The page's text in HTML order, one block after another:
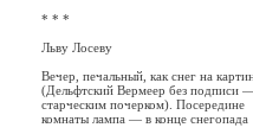
* * *
Льву Лосеву
Вечер, печальный, как снег на
(Дельфтский Вермеер без подписи —
старческим почерком). Посередине
комнаты лампа — в конце снегопада